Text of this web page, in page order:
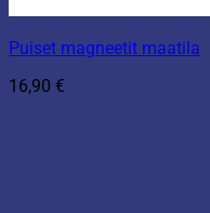
Puiset magneetit maatila
16,90 €